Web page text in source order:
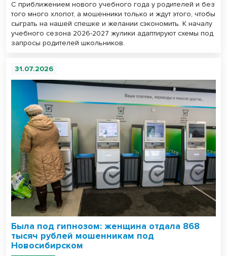
С приближением нового учебного года у родителей и без
того много хлопот, а мошенники только и ждут этого, чтобы
сыграть на нашей спешке и желании сэкономить. К началу
учебного сезона 2026-2027 жулики адаптируют схемы под
запросы родителей школьников.
31.07.2026
Была под гипнозом: женщина отдала 868
тысяч рублей мошенникам под
Новосибирском